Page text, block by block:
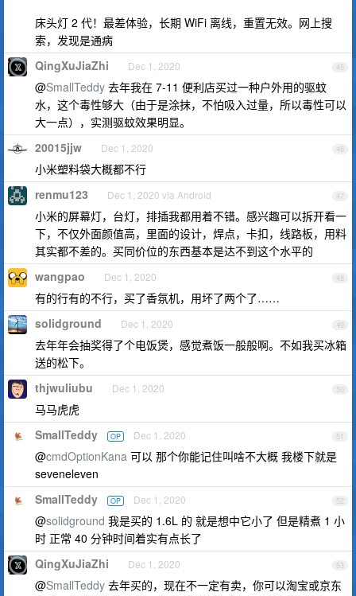
床头灯 2 代！最差体验，长期 WiFi 离线，重置无效。网上搜
索，发现是通病
45
QingXuJiaZhi Dec 1, 2020
@SmallTeddy 去年我在 7-11 便利店买过一种户外用的驱蚊
水，这个毒性够大（由于是涂抹，不怕吸入过量，所以毒性可以
大一点），实测驱蚊效果明显。
46
20015jjw Dec 1, 2020
小米塑料袋大概都不行
47
renmu123 Dec 1, 2020 via Android
小米的屏幕灯，台灯，排插我都用着不错。感兴趣可以拆开看一
下，不仅外面颜值高，里面的设计，焊点，卡扣，线路板，用料
其实都不差的。买同价位的东西基本是达不到这个水平的
48
wangpao Dec 1, 2020
有的行有的不行，买了香氛机，用坏了两个了……
49
solidground Dec 1, 2020
去年年会抽奖得了个电饭煲，感觉煮饭一般般啊。不如我买冰箱
送的松下。
50
thjwuliubu Dec 1, 2020
马马虎虎
51
SmallTeddy OP Dec 1, 2020
@cmdOptionKana 可以 那个你能记住叫啥不大概 我楼下就是
seveneleven
52
SmallTeddy OP Dec 1, 2020
@solidground 我是买的 1.6L 的 就是想中它小了 但是精煮 1 小
时 正常 40 分钟时间着实有点长了
53
QingXuJiaZhi Dec 1, 2020
@SmallTeddy 去年买的，现在不一定有卖，你可以淘宝或京东